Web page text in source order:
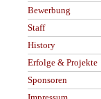
Bewerbung
Staff
History
Erfolge & Projekte
Sponsoren